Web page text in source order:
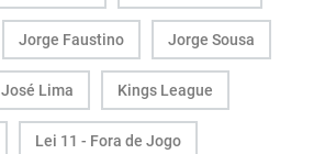
Jorge Faustino Jorge Sousa
José Lima Kings League
Lei 11 - Fora de Jogo